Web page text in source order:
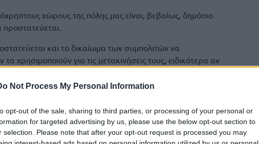
Not Process My Personal Information
opt-out of the sale, sharing to third parties, or processing of your personal or
for targeted advertising by us, please use the below opt-out section to
selection. Please note that after your opt-out request is processed you may
χώρους της πόλης μας είναι, βεβαίως, δημόσιο
και το δικαίωμα των συμπολιτών να
χρησιμοποιούν για τις μετακινήσεις τους, ειδικότερα αν
στην έλλειψη των απαιτούμενων δημοτικών χώρων
με προηγούμενη παρέμβασή μας) και άρα όχι σε δική
παράπονα από τους συμπολίτες μας, τα οποία
Αρχή.